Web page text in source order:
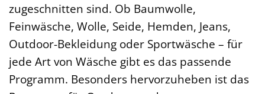
zugeschnitten sind. Ob Baumwolle,
Feinwäsche, Wolle, Seide, Hemden, Jeans,
Outdoor-Bekleidung oder Sportwäsche – für
jede Art von Wäsche gibt es das passende
Programm. Besonders hervorzuheben ist das